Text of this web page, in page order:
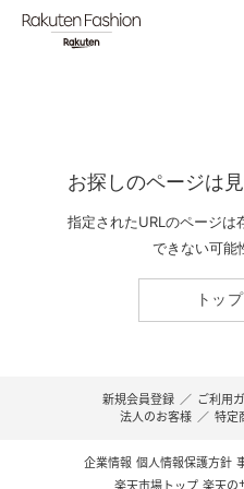
お探しのページは
指定されたURLのページは
できない可能
トッ
新規会員登録 ／ ご利用
法人のお客様 ／ 特定
企業情報 個人情報保護方針
楽天市場トップ 楽天の